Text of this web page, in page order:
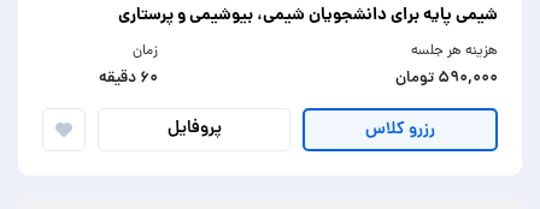
شیمی پایه برای دانشجویان شیمی، بیوشیمی و پرستاری
هزینه هر جلسه
۵۹۰,۰۰۰ تومان
زمان
۶۰ دقیقه
رزرو کلاس پروفایل